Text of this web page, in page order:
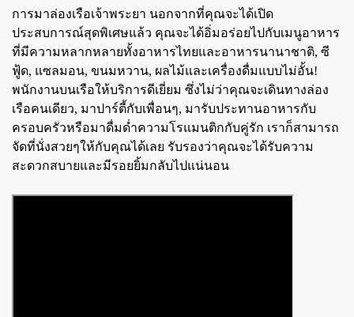
การมาล่องเรือเจ้าพระยา นอกจากที่คุณจะได้เปิด
ประสบการณ์สุดพิเศษแล้ว คุณจะได้อิ่มอร่อยไปกับเมนูอาหาร
ที่มีความหลากหลายทั้งอาหารไทยและอาหารนานาชาติ, ซี
ฟู้ด, แซลมอน, ขนมหวาน, ผลไม้และเครื่องดื่มแบบไม่อั้น!
พนักงานบนเรือให้บริการดีเยี่ยม ซึ่งไม่ว่าคุณจะเดินทางล่อง
เรือคนเดียว, มาปาร์ตี้กับเพื่อนๆ, มารับประทานอาหารกับ
ครอบครัวหรือมาดื่มด่ำความโรแมนติกกับคู่รัก เราก็สามารถ
จัดที่นั่งสวยๆให้กับคุณได้เลย รับรองว่าคุณจะได้รับความ
สะดวกสบายและมีรอยยิ้มกลับไปแน่นอน